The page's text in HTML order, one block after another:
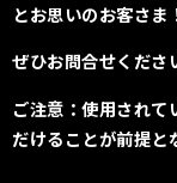
とお思いのお客さま
ぜひお問合せくださ
ご注意：使用されて
だけることが前提と